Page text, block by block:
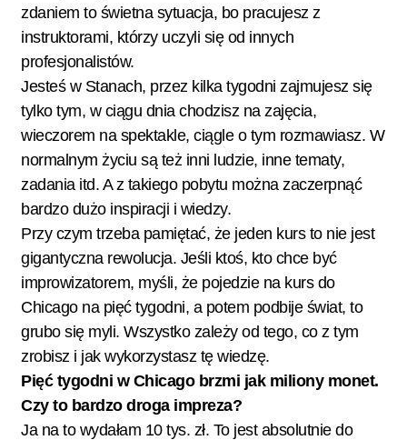
zdaniem to świetna sytuacja, bo pracujesz z
instruktorami, którzy uczyli się od innych
profesjonalistów.
Jesteś w Stanach, przez kilka tygodni zajmujesz się
tylko tym, w ciągu dnia chodzisz na zajęcia,
wieczorem na spektakle, ciągle o tym rozmawiasz. W
normalnym życiu są też inni ludzie, inne tematy,
zadania itd. A z takiego pobytu można zaczerpnąć
bardzo dużo inspiracji i wiedzy.
Przy czym trzeba pamiętać, że jeden kurs to nie jest
gigantyczna rewolucja. Jeśli ktoś, kto chce być
improwizatorem, myśli, że pojedzie na kurs do
Chicago na pięć tygodni, a potem podbije świat, to
grubo się myli. Wszystko zależy od tego, co z tym
zrobisz i jak wykorzystasz tę wiedzę.
Pięć tygodni w Chicago brzmi jak miliony monet.
Czy to bardzo droga impreza?
Ja na to wydałam 10 tys. zł. To jest absolutnie do